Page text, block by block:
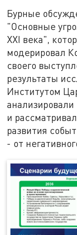
Бурные
"Основные
XXI века",
модерировал
своего
результаты
Институтом
и
развития
- от